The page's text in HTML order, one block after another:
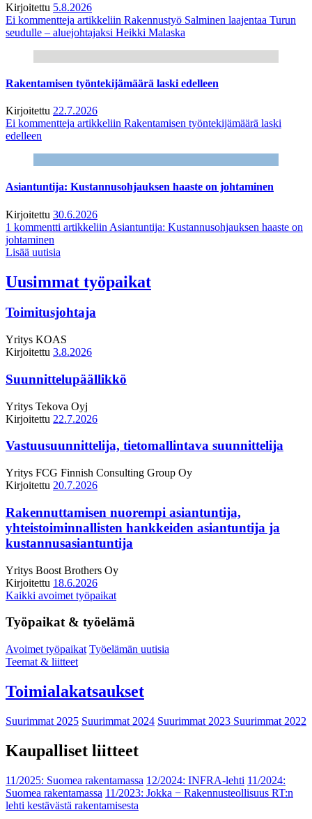
Kirjoitettu 5.8.2026
Ei kommentteja artikkeliin Rakennustyö Salminen laajentaa Turun
seudulle – aluejohtajaksi Heikki Malaska
Rakentamisen työntekijämäärä laski edelleen
Kirjoitettu 22.7.2026
Ei kommentteja artikkeliin Rakentamisen työntekijämäärä laski
edelleen
Asiantuntija: Kustannusohjauksen haaste on johtaminen
Kirjoitettu 30.6.2026
1 kommentti artikkeliin Asiantuntija: Kustannusohjauksen haaste on
johtaminen
Lisää uutisia
Uusimmat työpaikat
Toimitusjohtaja
Yritys KOAS
Kirjoitettu 3.8.2026
Suunnittelupäällikkö
Yritys Tekova Oyj
Kirjoitettu 22.7.2026
Vastuusuunnittelija, tietomallintava suunnittelija
Yritys FCG Finnish Consulting Group Oy
Kirjoitettu 20.7.2026
Rakennuttamisen nuorempi asiantuntija,
yhteistoiminnallisten hankkeiden asiantuntija ja
kustannusasiantuntija
Yritys Boost Brothers Oy
Kirjoitettu 18.6.2026
Kaikki avoimet työpaikat
Työpaikat & työelämä
Avoimet työpaikat Työelämän uutisia
Teemat & liitteet
Toimialakatsaukset
Suurimmat 2025 Suurimmat 2024 Suurimmat 2023 Suurimmat 2022
Kaupalliset liitteet
11/2025: Suomea rakentamassa 12/2024: INFRA-lehti 11/2024:
Suomea rakentamassa 11/2023: Jokka − Rakennusteollisuus RT:n
lehti kestävästä rakentamisesta